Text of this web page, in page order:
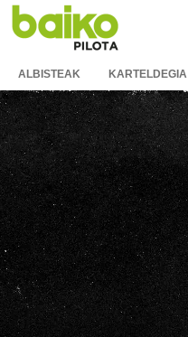
ALBISTEAK KARTELDEGIA